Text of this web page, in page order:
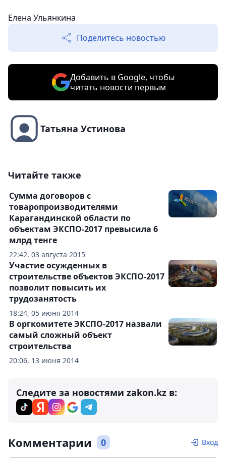
Елена Ульянкина
Поделитесь новостью
Добавить в Google, чтобы
читать новости первым
Татьяна Устинова
Читайте также
22:42, 03 августа 2015
Сумма договоров с
товаропроизводителями
Карагандинской области по
объектам ЭКСПО-2017 превысила 6
млрд тенге
18:24, 05 июня 2014
Участие осужденных в
строительстве объектов ЭКСПО-2017
позволит повысить их
трудозанятость
20:06, 13 июня 2014
В оргкомитете ЭКСПО-2017 назвали
самый сложный объект
строительства
Следите за новостями zakon.kz в:
Комментарии 0 Вход